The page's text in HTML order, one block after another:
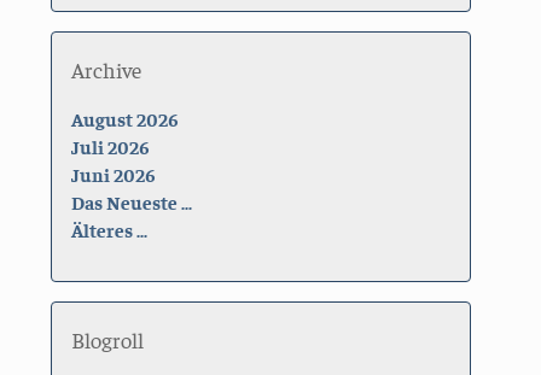
Archive
August 2026
Juli 2026
Juni 2026
Das Neueste ...
Älteres ...
Blogroll